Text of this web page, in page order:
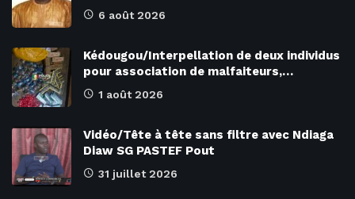
6 août 2026
Kédougou/Interpellation de deux individus
pour association de malfaiteurs,…
1 août 2026
Vidéo/Tête à tête sans filtre avec Ndiaga
Diaw SG PASTEF Pout
31 juillet 2026